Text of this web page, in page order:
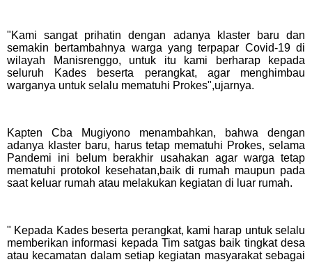
"Kami sangat prihatin dengan adanya klaster baru dan
semakin bertambahnya warga yang terpapar Covid-19 di
wilayah Manisrenggo, untuk itu kami berharap kepada
seluruh Kades beserta perangkat, agar menghimbau
warganya untuk selalu mematuhi Prokes",ujarnya.
Kapten Cba Mugiyono menambahkan, bahwa dengan
adanya klaster baru, harus tetap mematuhi Prokes, selama
Pandemi ini belum berakhir usahakan agar warga tetap
mematuhi protokol kesehatan,baik di rumah maupun pada
saat keluar rumah atau melakukan kegiatan di luar rumah.
" Kepada Kades beserta perangkat, kami harap untuk selalu
memberikan informasi kepada Tim satgas baik tingkat desa
atau kecamatan dalam setiap kegiatan masyarakat sebagai